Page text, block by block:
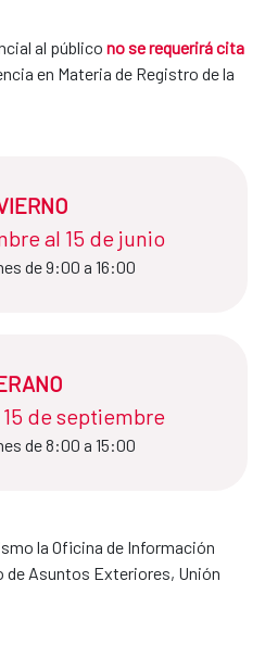
al público no se requerirá cita
en Materia de Registro de la
al 15 de junio​​​​​​​
de 9:00 a 16:00
de septiembre​​​​​​​
de 8:00 a 15:00
la Oficina de Información
Asuntos Exteriores, Unión